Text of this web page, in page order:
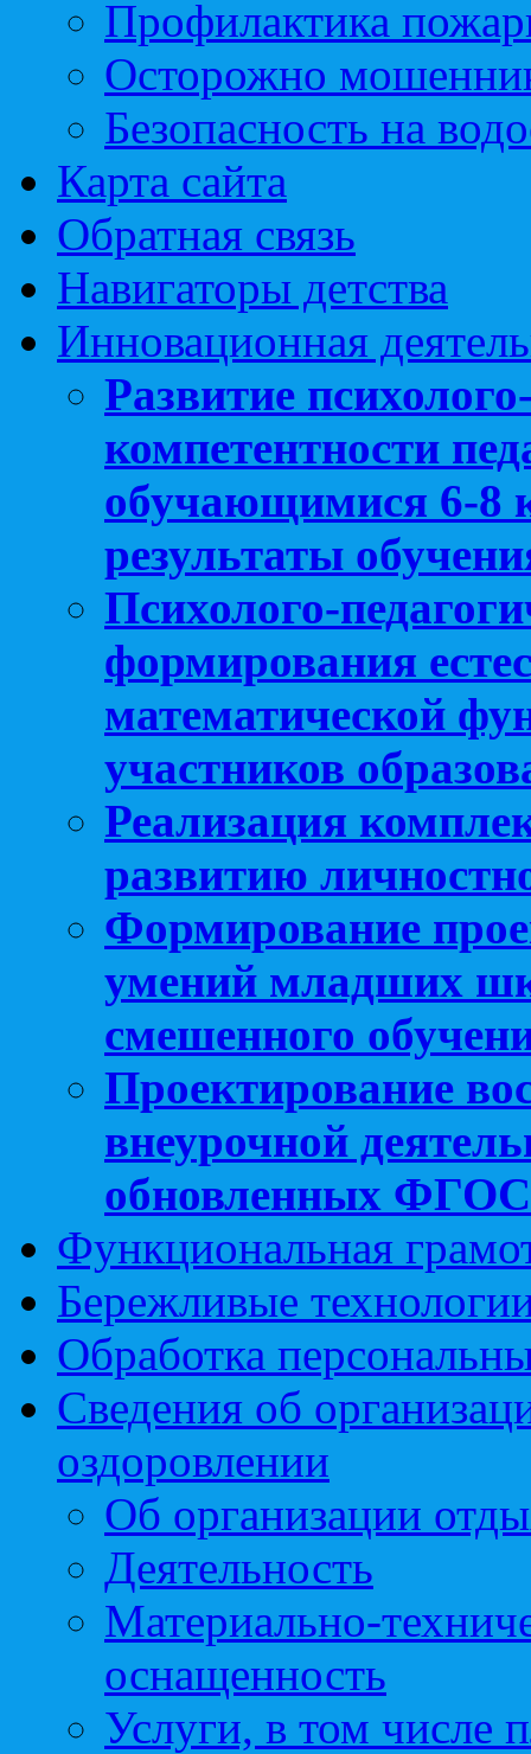
Профилактика
Осторожно
Безопасность на
Карта сайта
Обратная связь
Навигаторы детства
Инновационная
Развитие
компетентности
обучающимися 6-8
результаты
Психолого-
формирования
математической
участников
Реализация
развитию
Формирование
умений младших
смешенного
Проектирование
внеурочной
обновленных
Функциональная
Бережливые
Обработка
Сведения об
оздоровлении
Об организации
Деятельность
Материально-
оснащенность
Услуги, в том числе